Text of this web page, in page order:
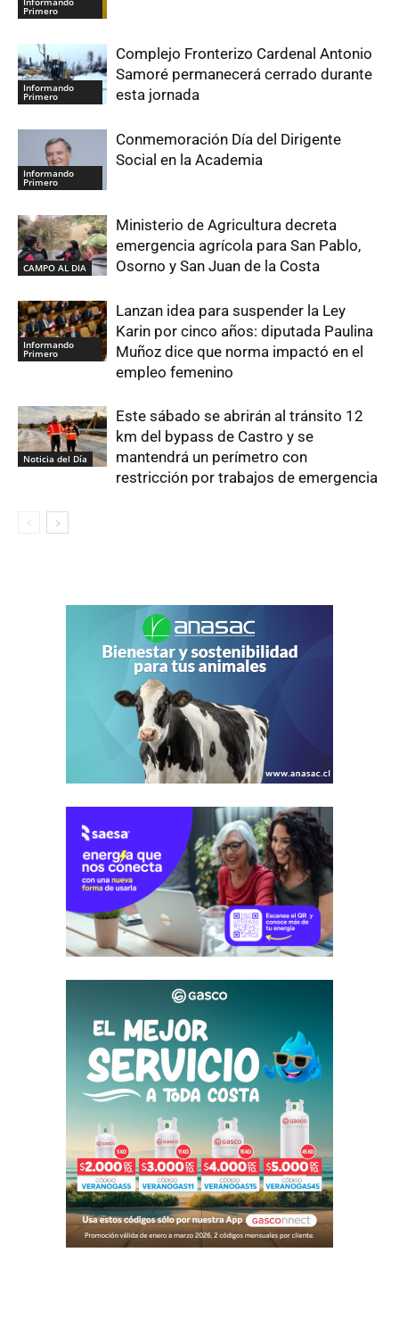
Primero
Informando
Primero
Complejo Fronterizo Cardenal Antonio
Samoré permanecerá cerrado durante
esta jornada
Informando
Primero
Conmemoración Día del Dirigente
Social en la Academia
CAMPO AL DIA
Ministerio de Agricultura decreta
emergencia agrícola para San Pablo,
Osorno y San Juan de la Costa
Informando
Primero
Lanzan idea para suspender la Ley
Karin por cinco años: diputada Paulina
Muñoz dice que norma impactó en el
empleo femenino
Noticia del Día
Este sábado se abrirán al tránsito 12
km del bypass de Castro y se
mantendrá un perímetro con
restricción por trabajos de emergencia